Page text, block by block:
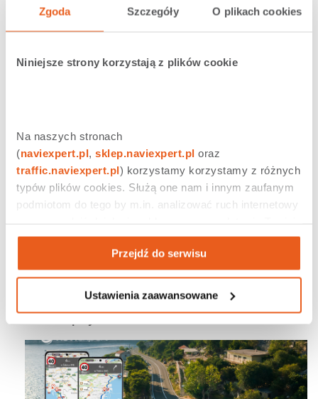
Zgoda Szczegóły O plikach cookies
Niniejsze strony korzystają z plików cookie
Na naszych stronach
(naviexpert.pl sklep.naviexpert.pl
traffic.naviexpert.pl) korzystamy korzystamy z różnych
typów plików cookies. Służą one nam i innym zaufanym
podmiotom do tego by m.in. analizować ruch internetowy
aktywności na naszych stronach internetowych. Więcej
informacji znajdziesz w naszej polityce prywatności
Przejdź do serwisu
Ustawienia zaawansowane